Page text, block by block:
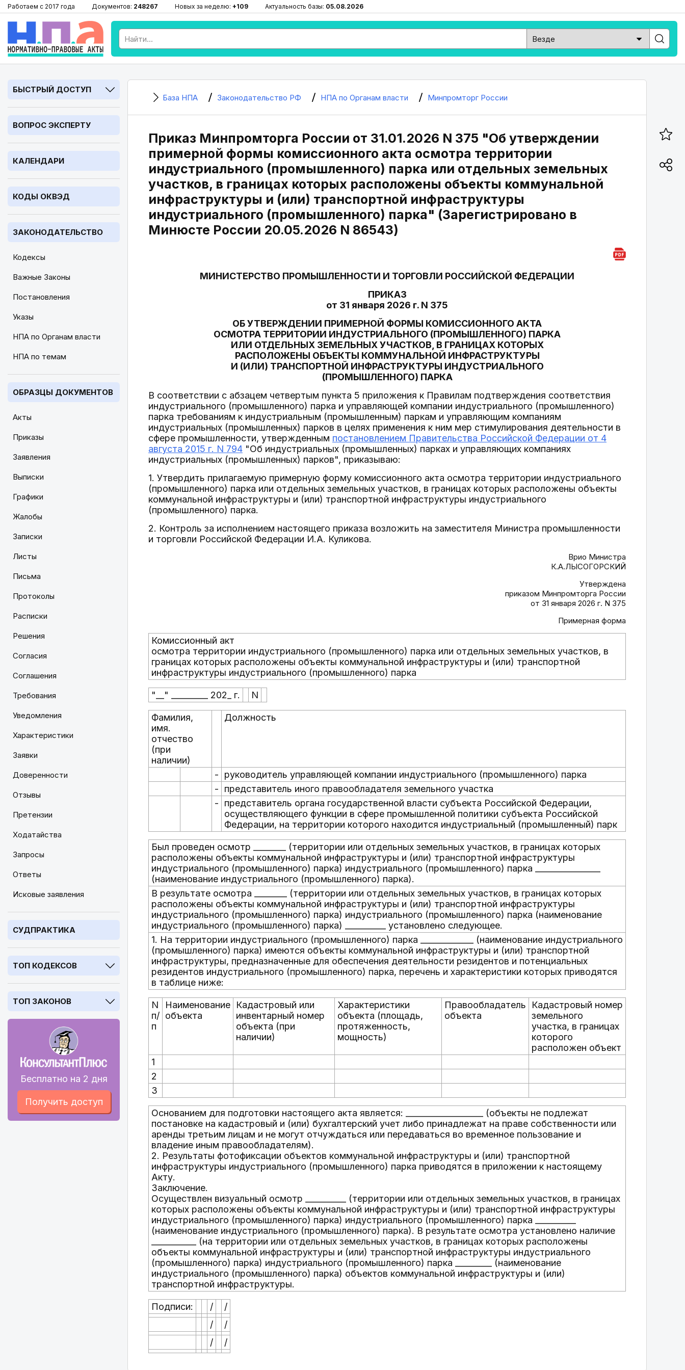
Работаем с 2017 года Документов: 248267 Новых за неделю: +109 Актуальность базы: 05.08.2026
БЫСТРЫЙ ДОСТУП
ВОПРОС ЭКСПЕРТУ
КАЛЕНДАРИ
КОДЫ ОКВЭД
ЗАКОНОДАТЕЛЬСТВО
Кодексы
Важные Законы
Постановления
Указы
НПА по Органам власти
НПА по темам
ОБРАЗЦЫ ДОКУМЕНТОВ
Акты
Приказы
Заявления
Выписки
Графики
Жалобы
Записки
Листы
Письма
Протоколы
Расписки
Решения
Согласия
Соглашения
Требования
Уведомления
Характеристики
Заявки
Доверенности
Отзывы
Претензии
Ходатайства
Запросы
Ответы
Исковые заявления
СУДПРАКТИКА
ТОП КОДЕКСОВ
ТОП ЗАКОНОВ
Бесплатно на 2 дня
Получить доступ
База НПА Законодательство РФ НПА по Органам власти Минпромторг России
Приказ Минпромторга России от 31.01.2026 N 375 "Об утверждении
примерной формы комиссионного акта осмотра территории
индустриального (промышленного) парка или отдельных земельных
участков, в границах которых расположены объекты коммунальной
инфраструктуры и (или) транспортной инфраструктуры
индустриального (промышленного) парка" (Зарегистрировано в
Минюсте России 20.05.2026 N 86543)
МИНИСТЕРСТВО ПРОМЫШЛЕННОСТИ И ТОРГОВЛИ РОССИЙСКОЙ ФЕДЕРАЦИИ
ПРИКАЗ
от 31 января 2026 г. N 375
ОБ УТВЕРЖДЕНИИ ПРИМЕРНОЙ ФОРМЫ КОМИССИОННОГО АКТА
ОСМОТРА ТЕРРИТОРИИ ИНДУСТРИАЛЬНОГО (ПРОМЫШЛЕННОГО) ПАРКА
ИЛИ ОТДЕЛЬНЫХ ЗЕМЕЛЬНЫХ УЧАСТКОВ, В ГРАНИЦАХ КОТОРЫХ
РАСПОЛОЖЕНЫ ОБЪЕКТЫ КОММУНАЛЬНОЙ ИНФРАСТРУКТУРЫ
И (ИЛИ) ТРАНСПОРТНОЙ ИНФРАСТРУКТУРЫ ИНДУСТРИАЛЬНОГО
(ПРОМЫШЛЕННОГО) ПАРКА
В соответствии с абзацем четвертым пункта 5 приложения к Правилам подтверждения соответствия
индустриального (промышленного) парка и управляющей компании индустриального (промышленного)
парка требованиям к индустриальным (промышленным) паркам и управляющим компаниям
индустриальных (промышленных) парков в целях применения к ним мер стимулирования деятельности в
сфере промышленности, утвержденным постановлением Правительства Российской Федерации от 4
августа 2015 г. N 794 "Об индустриальных (промышленных) парках и управляющих компаниях
индустриальных (промышленных) парков", приказываю:
1. Утвердить прилагаемую примерную форму комиссионного акта осмотра территории индустриального
(промышленного) парка или отдельных земельных участков, в границах которых расположены объекты
коммунальной инфраструктуры и (или) транспортной инфраструктуры индустриального
(промышленного) парка.
2. Контроль за исполнением настоящего приказа возложить на заместителя Министра промышленности
и торговли Российской Федерации И.А. Куликова.
Врио Министра
К.А.ЛЫСОГОРСКИЙ
Утверждена
приказом Минпромторга России
от 31 января 2026 г. N 375
Примерная форма
Комиссионный акт
осмотра территории индустриального (промышленного) парка или отдельных земельных участков, в
границах которых расположены объекты коммунальной инфраструктуры и (или) транспортной
инфраструктуры индустриального (промышленного) парка
"__" _________ 202_ г. N
Фамилия,
имя.
отчество
(при
наличии)
Должность
-
руководитель управляющей компании индустриального (промышленного) парка
-
представитель иного правообладателя земельного участка
-
представитель органа государственной власти субъекта Российской Федерации,
осуществляющего функции в сфере промышленной политики субъекта Российской
Федерации, на территории которого находится индустриальный (промышленный) парк
Был проведен осмотр ________ (территории или отдельных земельных участков, в границах которых
расположены объекты коммунальной инфраструктуры и (или) транспортной инфраструктуры
индустриального (промышленного) парка) индустриального (промышленного) парка ________________
(наименование индустриального (промышленного) парка).
В результате осмотра ________ (территории или отдельных земельных участков, в границах которых
расположены объекты коммунальной инфраструктуры и (или) транспортной инфраструктуры
индустриального (промышленного) парка) индустриального (промышленного) парка (наименование
индустриального (промышленного) парка) __________ установлено следующее.
1. На территории индустриального (промышленного) парка _____________ (наименование индустриального
(промышленного) парка) имеются объекты коммунальной инфраструктуры и (или) транспортной
инфраструктуры, предназначенные для обеспечения деятельности резидентов и потенциальных
резидентов индустриального (промышленного) парка, перечень и характеристики которых приводятся
в таблице ниже:
N
п/
п
Наименование
объекта
Кадастровый или
инвентарный номер
объекта (при
наличии)
Характеристики
объекта (площадь,
протяженность,
мощность)
Правообладатель
объекта
Кадастровый номер
земельного
участка, в границах
которого
расположен объект
1
2
3
Основанием для подготовки настоящего акта является: ___________________ (объекты не подлежат
постановке на кадастровый и (или) бухгалтерский учет либо принадлежат на праве собственности или
аренды третьим лицам и не могут отчуждаться или передаваться во временное пользование и
владение иным правообладателям).
2. Результаты фотофиксации объектов коммунальной инфраструктуры и (или) транспортной
инфраструктуры индустриального (промышленного) парка приводятся в приложении к настоящему
Акту.
Заключение.
Осуществлен визуальный осмотр __________ (территории или отдельных земельных участков, в границах
которых расположены объекты коммунальной инфраструктуры и (или) транспортной инфраструктуры
индустриального (промышленного) парка) индустриального (промышленного) парка __________
(наименование индустриального (промышленного) парка). В результате осмотра установлено наличие
___________ (на территории или отдельных земельных участков, в границах которых расположены
объекты коммунальной инфраструктуры и (или) транспортной инфраструктуры индустриального
(промышленного) парка) индустриального (промышленного) парка _________ (наименование
индустриального (промышленного) парка) объектов коммунальной инфраструктуры и (или)
транспортной инфраструктуры.
Подписи: /
/
/
/
/
/